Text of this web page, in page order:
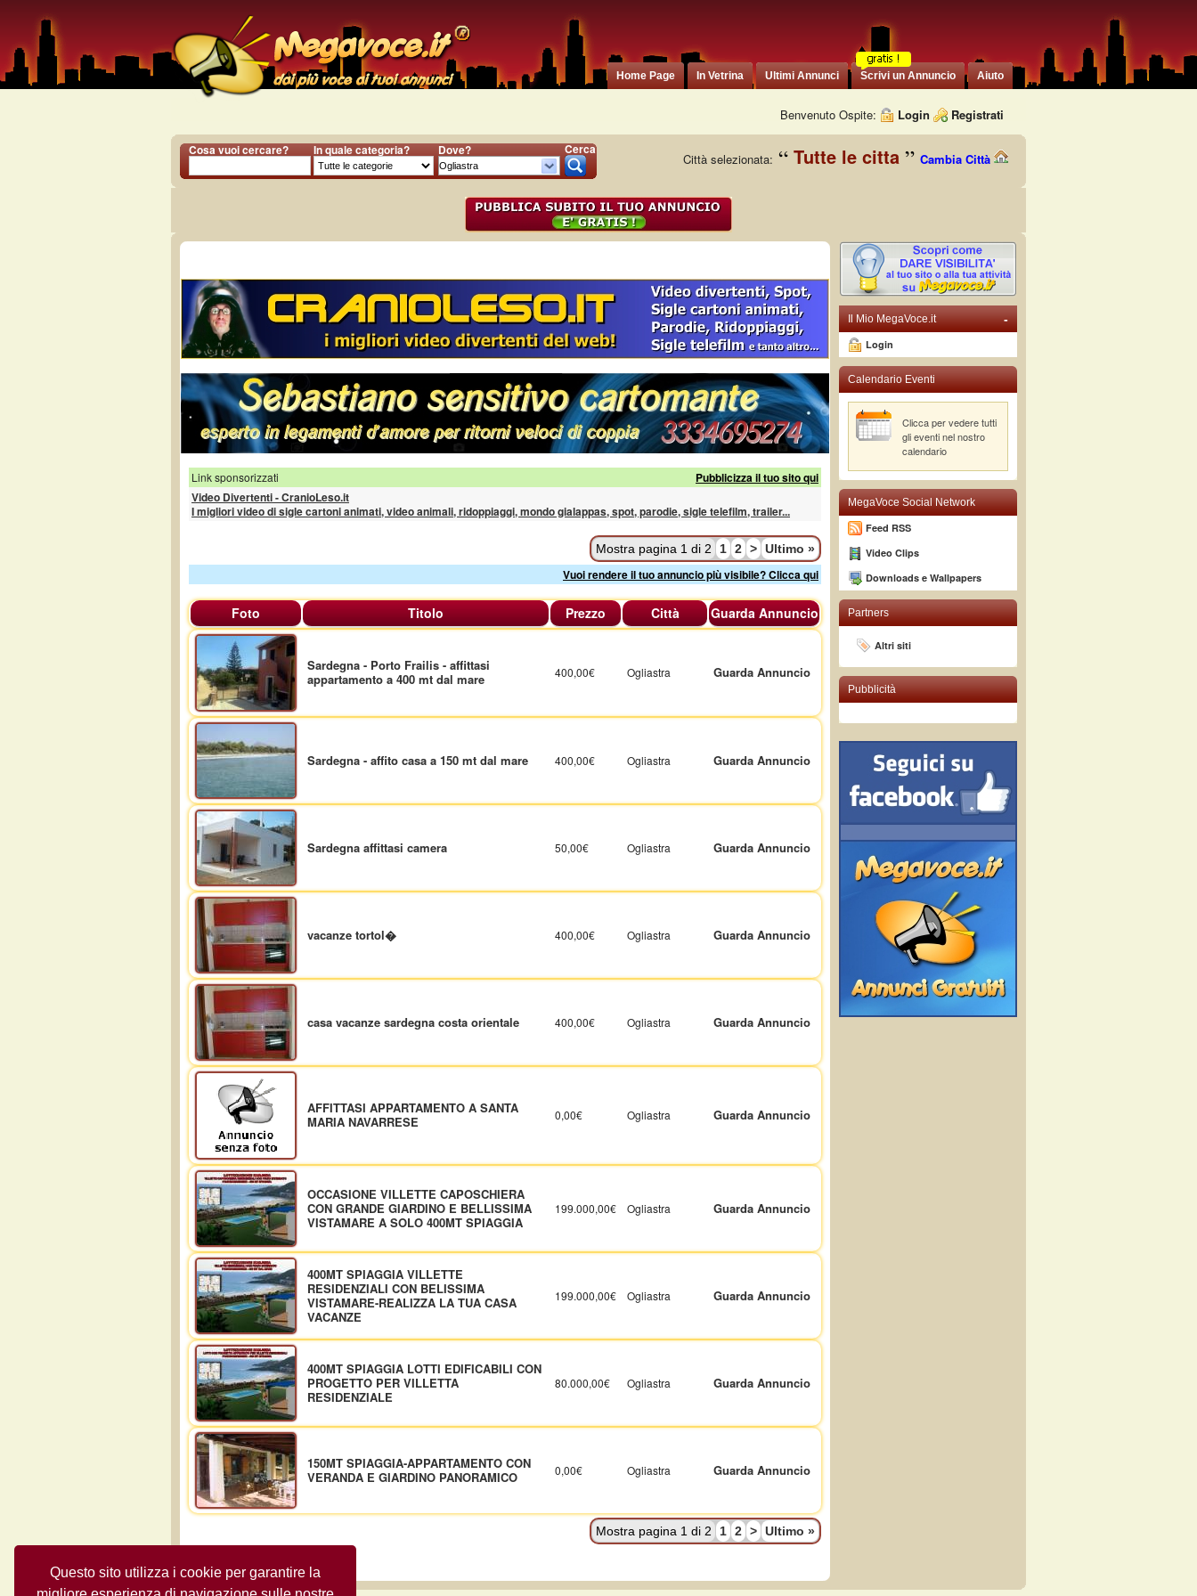
Questo sito utilizza i cookie per garantire la
Home Page In Vetrina Ultimi Annunci Scrivi un Annuncio Aiuto
Benvenuto Ospite: Login Registrati
Cosa vuoi cercare? In quale categoria? Dove? Cerca
Città selezionata: Tutte le citta Cambia Città
Link sponsorizzati
Pubblicizza il tuo sito qui
Video Divertenti - CranioLeso.it
I migliori video di sigle cartoni animati, video animali, ridoppiaggi, mondo gialappas, spot, parodie, sigle telefilm, trailer...
Mostra pagina 1 di 2 1 2 > Ultimo »
Vuoi rendere il tuo annuncio più visibile? Clicca qui
Foto Titolo Prezzo Città Guarda Annuncio
Sardegna - Porto Frailis - affittasi
appartamento a 400 mt dal mare
400,00€ Ogliastra Guarda Annuncio
Sardegna - affito casa a 150 mt dal mare 400,00€ Ogliastra Guarda Annuncio
Sardegna affittasi camera 50,00€ Ogliastra Guarda Annuncio
vacanze tortol� 400,00€ Ogliastra Guarda Annuncio
casa vacanze sardegna costa orientale 400,00€ Ogliastra Guarda Annuncio
AFFITTASI APPARTAMENTO A SANTA
MARIA NAVARRESE
0,00€ Ogliastra Guarda Annuncio
OCCASIONE VILLETTE CAPOSCHIERA
CON GRANDE GIARDINO E BELLISSIMA
VISTAMARE A SOLO 400MT SPIAGGIA
199.000,00€ Ogliastra Guarda Annuncio
400MT SPIAGGIA VILLETTE
RESIDENZIALI CON BELISSIMA
VISTAMARE-REALIZZA LA TUA CASA
VACANZE
199.000,00€ Ogliastra Guarda Annuncio
400MT SPIAGGIA LOTTI EDIFICABILI CON
PROGETTO PER VILLETTA
RESIDENZIALE
80.000,00€ Ogliastra Guarda Annuncio
150MT SPIAGGIA-APPARTAMENTO CON
VERANDA E GIARDINO PANORAMICO
0,00€ Ogliastra Guarda Annuncio
Mostra pagina 1 di 2 1 2 > Ultimo »
-
Il Mio MegaVoce.it
Login
Calendario Eventi
Clicca per vedere tutti
gli eventi nel nostro
calendario
MegaVoce Social Network
Feed RSS
Video Clips
Downloads e Wallpapers
Partners
Altri siti
Pubblicità